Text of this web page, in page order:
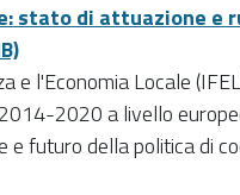
stato di attuazione e
e l'Economia Locale
2020 a livello
futuro della politica di